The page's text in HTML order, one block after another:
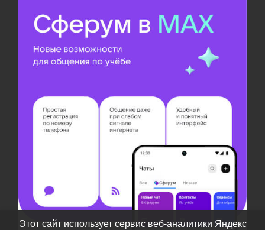
Этот сайт использует сервис веб-аналитики Яндекс